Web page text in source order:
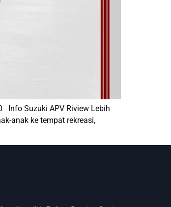
Info Suzuki APV Riview Lebih
anak ke tempat rekreasi,